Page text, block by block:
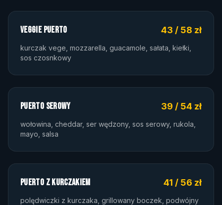
VEGGIE PUERTO 43 / 58 zł
kurczak vege, mozzarella, guacamole, sałata, kiełki,
sos czosnkowy
PUERTO SEROWY 39 / 54 zł
wołowina, cheddar, ser wędzony, sos serowy, rukola,
mayo, salsa
PUERTO Z KURCZAKIEM 41 / 56 zł
polędwiczki z kurczaka, grillowany boczek, podwójny